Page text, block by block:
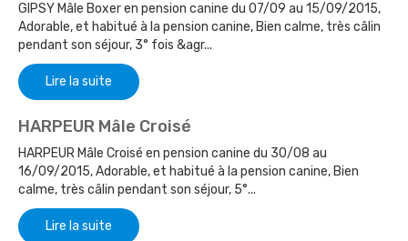
GIPSY Mâle Boxer en pension canine du 07/09 au 15/09/2015,
Adorable, et habitué à la pension canine, Bien calme, très câlin
pendant son séjour, 3° fois &agr...
Lire la suite
HARPEUR Mâle Croisé
HARPEUR Mâle Croisé en pension canine du 30/08 au
16/09/2015, Adorable, et habitué à la pension canine, Bien
calme, très câlin pendant son séjour, 5°...
Lire la suite